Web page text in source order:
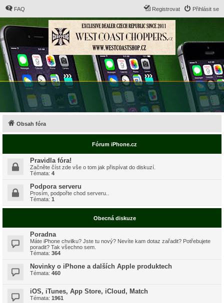
FAQ Přihlásit se
Registrovat
Obsah fóra
Fórum iPhone.cz
Pravidla fóra!
Začněte číst zde vše o tom jak přispívat do diskuzí.
Témata: 4
Podpora serveru
Prosím, podpořte chod serveru..
Témata: 1
Obecná diskuze
Poradna
Máte iPhone chvilku? Jste tu nový? Nevíte kam dotaz zařadit? Potřebujete
poradit? Tak všechno sem.
Témata: 364
Novinky o iPhone a dalších Apple produktech
Témata: 460
iOS, iTunes, App Store, iCloud, Match
Témata: 1961